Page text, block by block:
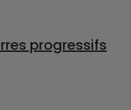
progressifs